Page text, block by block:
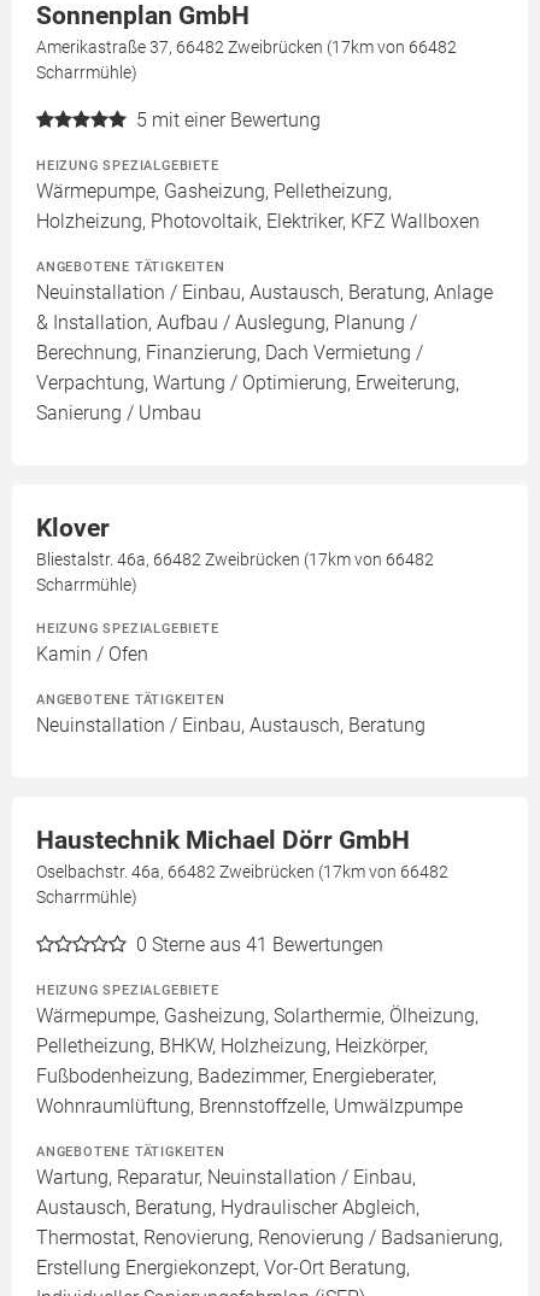
Sonnenplan GmbH
Amerikastraße 37, 66482 Zweibrücken (17km von 66482
Scharrmühle)
5 mit einer Bewertung
HEIZUNG SPEZIALGEBIETE
Wärmepumpe, Gasheizung, Pelletheizung,
Holzheizung, Photovoltaik, Elektriker, KFZ Wallboxen
ANGEBOTENE TÄTIGKEITEN
Neuinstallation / Einbau, Austausch, Beratung, Anlage
& Installation, Aufbau / Auslegung, Planung /
Berechnung, Finanzierung, Dach Vermietung /
Verpachtung, Wartung / Optimierung, Erweiterung,
Sanierung / Umbau
Klover
Bliestalstr. 46a, 66482 Zweibrücken (17km von 66482
Scharrmühle)
HEIZUNG SPEZIALGEBIETE
Kamin / Ofen
ANGEBOTENE TÄTIGKEITEN
Neuinstallation / Einbau, Austausch, Beratung
Haustechnik Michael Dörr GmbH
Oselbachstr. 46a, 66482 Zweibrücken (17km von 66482
Scharrmühle)
0 Sterne aus 41 Bewertungen
HEIZUNG SPEZIALGEBIETE
Wärmepumpe, Gasheizung, Solarthermie, Ölheizung,
Pelletheizung, BHKW, Holzheizung, Heizkörper,
Fußbodenheizung, Badezimmer, Energieberater,
Wohnraumlüftung, Brennstoffzelle, Umwälzpumpe
ANGEBOTENE TÄTIGKEITEN
Wartung, Reparatur, Neuinstallation / Einbau,
Austausch, Beratung, Hydraulischer Abgleich,
Thermostat, Renovierung, Renovierung / Badsanierung,
Erstellung Energiekonzept, Vor-Ort Beratung,